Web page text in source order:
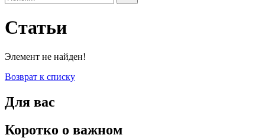
Статьи
Элемент не найден!
Возврат к списку
Для вас
Коротко о важном